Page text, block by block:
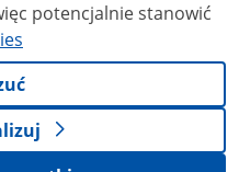
potencjalnie stanowić